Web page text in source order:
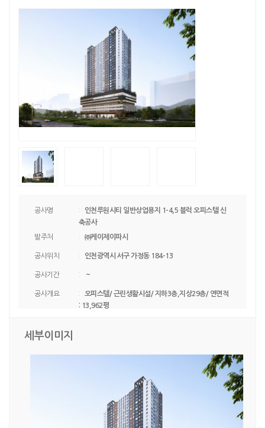
공사명 :
인천루원시티 일반상업용지 1-4,5 블럭 오피스텔 신
축공사
발주처 : ㈜케이제이파시
공사위치 : 인천광역시 서구 가정동 184-13
공사기간 : ~
공사개요 :
오피스텔/ 근린생활시설/ 지하3층,지상29층/ 연면적
: 13,962평
세부이미지